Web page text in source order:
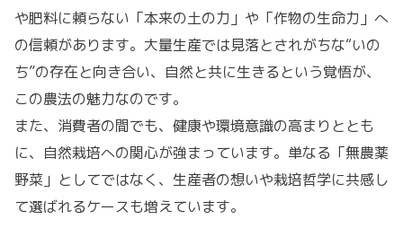
や肥料に頼らない「本来の土の力」や「作物の生命力」へ
の信頼があります。大量生産では見落とされがちな“いの
ち”の存在と向き合い、自然と共に生きるという覚悟が、
この農法の魅力なのです。
また、消費者の間でも、健康や環境意識の高まりととも
に、自然栽培への関心が強まっています。単なる「無農薬
野菜」としてではなく、生産者の想いや栽培哲学に共感し
て選ばれるケースも増えています。